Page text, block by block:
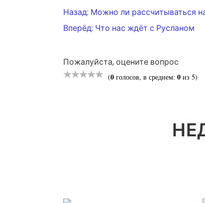
ПО
ЗАПИСЯМ
Назад: Можно ли рассчитываться
Вперёд: Что нас ждёт с Русланом
Пожалуйста, оцените вопрос
(0 голосов, в среднем: 0 из 5)